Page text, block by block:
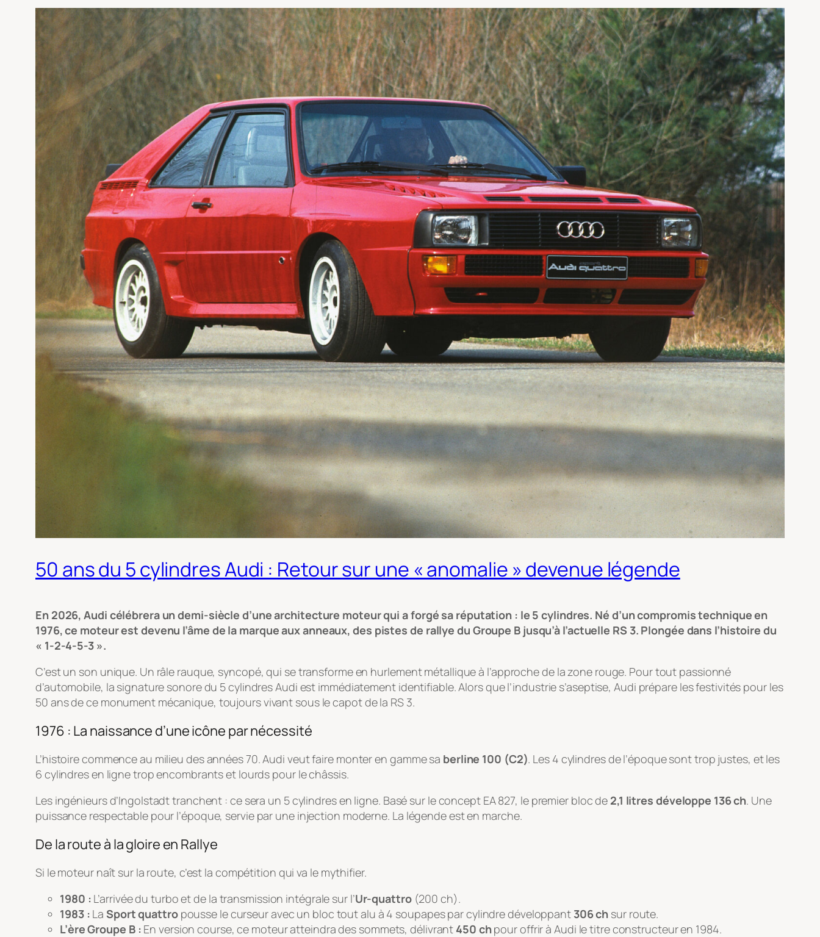
50 ans du 5 cylindres Audi : Retour sur une « anomalie » devenue légende
En 2026, Audi célébrera un demi-siècle d’une architecture moteur qui a forgé sa réputation : le 5 cylindres. Né d’un compromis technique en
1976, ce moteur est devenu l’âme de la marque aux anneaux, des pistes de rallye du Groupe B jusqu’à l’actuelle RS 3. Plongée dans l’histoire du
« 1-2-4-5-3 ».
C’est un son unique. Un râle rauque, syncopé, qui se transforme en hurlement métallique à l’approche de la zone rouge. Pour tout passionné
d’automobile, la signature sonore du 5 cylindres Audi est immédiatement identifiable. Alors que l’industrie s’aseptise, Audi prépare les festivités pour les
50 ans de ce monument mécanique, toujours vivant sous le capot de la RS 3.
1976 : La naissance d’une icône par nécessité
L’histoire commence au milieu des années 70. Audi veut faire monter en gamme sa berline 100 (C2). Les 4 cylindres de l’époque sont trop justes, et les
6 cylindres en ligne trop encombrants et lourds pour le châssis.
Les ingénieurs d’Ingolstadt tranchent : ce sera un 5 cylindres en ligne. Basé sur le concept EA 827, le premier bloc de 2,1 litres développe 136 ch. Une
puissance respectable pour l’époque, servie par une injection moderne. La légende est en marche.
De la route à la gloire en Rallye
Si le moteur naît sur la route, c’est la compétition qui va le mythifier.
1980 : L’arrivée du turbo et de la transmission intégrale sur l’Ur-quattro(200 ch).
1983 : LaSport quattropousse le curseur avec un bloc tout alu à 4 soupapes par cylindre développant 306 ch sur route.
L’ère Groupe B : En version course, ce moteur atteindra des sommets, délivrant 450 chpour offrir à Audi le titre constructeur en 1984.